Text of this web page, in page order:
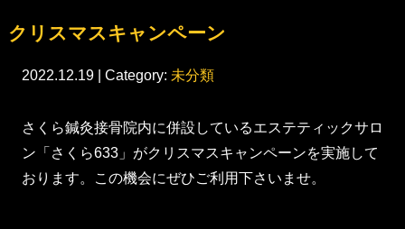
クリスマスキャンペーン
2022.12.19 | Category: 未分類
さくら鍼灸接骨院内に併設しているエステティックサロ
ン「さくら633」がクリスマスキャンペーンを実施して
おります。この機会にぜひご利用下さいませ。